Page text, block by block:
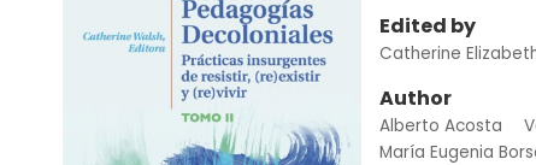
Edited by
Catherine
Author
Alberto Acosta
María Eugenia